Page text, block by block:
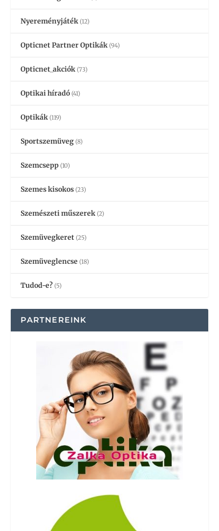
Nyereményjáték (12)
Opticnet Partner Optikák (94)
Opticnet_akciók (73)
Optikai híradó (41)
Optikák (119)
Sportszemüveg (8)
Szemcsepp (10)
Szemes kisokos (23)
Szemészeti műszerek (2)
Szemüvegkeret (25)
Szemüveglencse (18)
Tudod-e? (5)
PARTNEREINK